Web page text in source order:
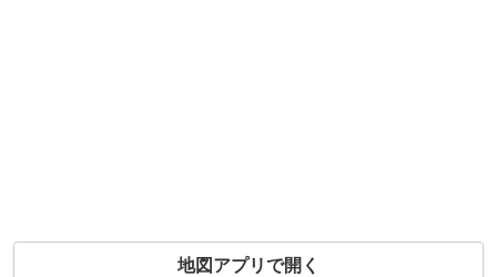
地図アプリで開く